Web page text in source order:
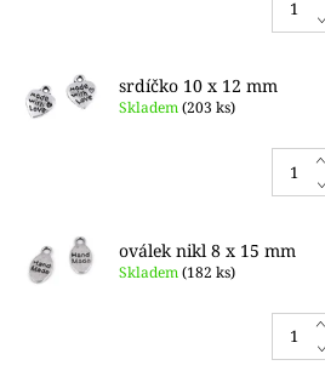
srdíčko 10 x 12 mm
Skladem(203 ks)
oválek nikl 8 x 15 mm
Skladem(182 ks)